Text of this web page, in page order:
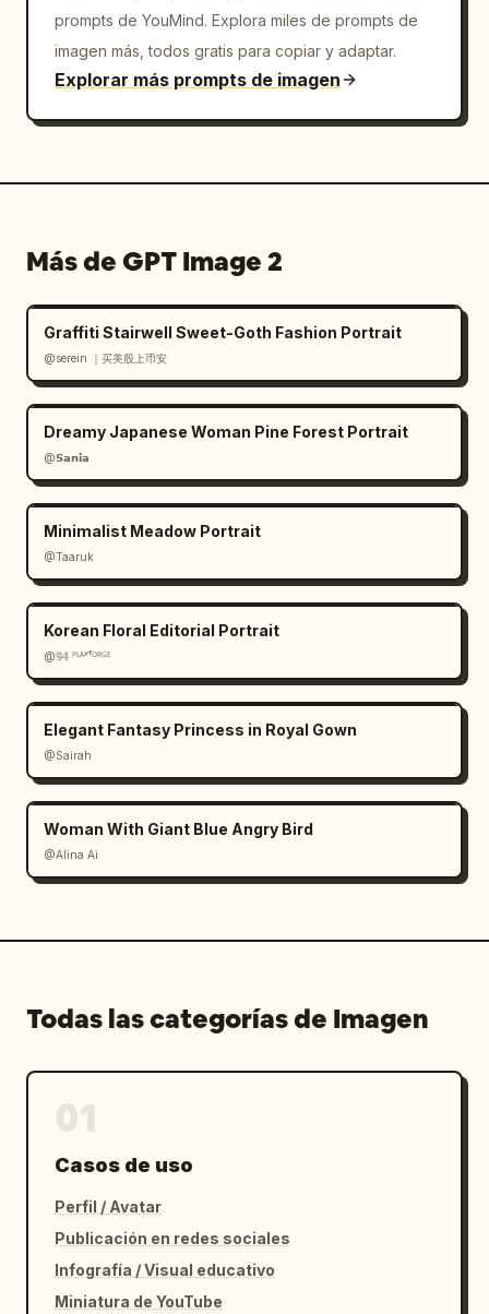
prompts de YouMind. Explora miles de prompts de
imagen más, todos gratis para copiar y adaptar.
Explorar más prompts de imagen
Más de GPT Image 2
Graffiti Stairwell Sweet-Goth Fashion Portrait
@serein ｜买美股上币安
Dreamy Japanese Woman Pine Forest Portrait
@𝗦𝗮𝗻𝗶𝗮
Minimalist Meadow Portrait
@Taaruk
Korean Floral Editorial Portrait
@𝟡𝟜 ᴾᴸᴬʸᶠᴼᴿᴳᴱ
Elegant Fantasy Princess in Royal Gown
@Sairah
Woman With Giant Blue Angry Bird
@Alina Ai
Todas las categorías de Imagen
Casos de uso
Perfil / Avatar
Publicación en redes sociales
Infografía / Visual educativo
Miniatura de YouTube